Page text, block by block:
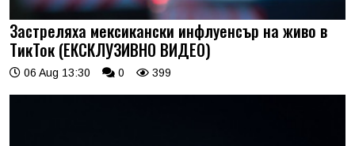
Застреляха мексикански инфлуенсър на живо в
ТикТок (ЕКСКЛУЗИВНО ВИДЕО)
06 Aug 13:30 0 399